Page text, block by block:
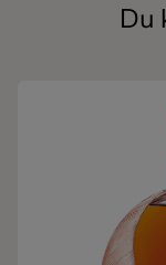
Du